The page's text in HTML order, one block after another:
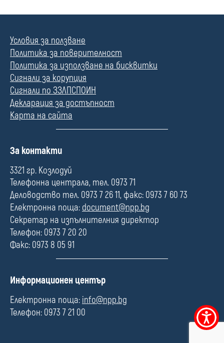
Меню
за
Условия за ползване
Политика за поверителност
Политика за използване на бисквитки
Сигнали за корупция
Сигнали по ЗЗЛПСПОИН
Декларация за достъпност
Карта на сайта
П
л
е
За контакти
3321 гр. Козлодуй
Телефонна централа, тел. 0973 71
Деловодство тел. 0973 7 26 11, факс: 0973 7 60 73
Електронна поща: document@npp.bg
Секретар на изпълнителния директор
Телефон: 0973 7 20 20
Факс: 0973 8 05 91
П
л
е
Информационен център
Електронна поща: info@npp.bg
Телефон: 0973 7 21 00